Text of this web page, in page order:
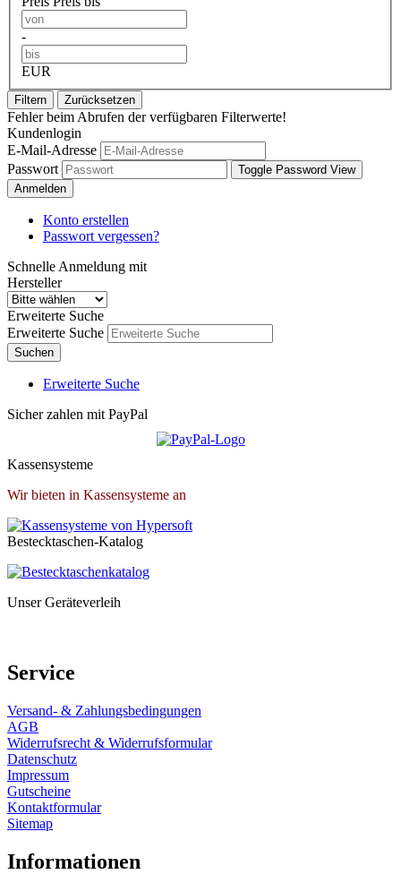
-
EUR
Filtern Zurücksetzen
Fehler beim Abrufen der verfügbaren Filterwerte!
Kundenlogin
E-Mail-Adresse
Passwort
Toggle Password View
Anmelden
Konto erstellen
Passwort vergessen?
Schnelle Anmeldung mit
Hersteller
Erweiterte Suche
Erweiterte Suche
Suchen
Erweiterte Suche
Sicher zahlen mit PayPal
Kassensysteme
Wir bieten in Kassensysteme an
Bestecktaschen-Katalog
Unser Geräteverleih
Service
Versand- & Zahlungsbedingungen
AGB
Widerrufsrecht & Widerrufsformular
Datenschutz
Impressum
Gutscheine
Kontaktformular
Sitemap
Informationen